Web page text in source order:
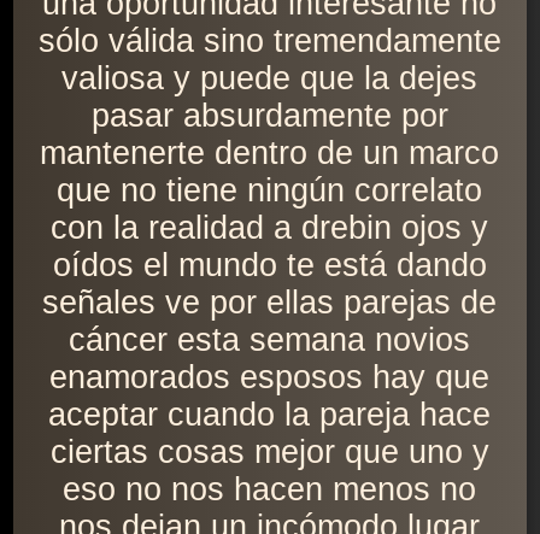
sólo válida sino tremendamente
valiosa y puede que la dejes
pasar absurdamente por
mantenerte dentro de un marco
que no tiene ningún correlato
con la realidad a drebin ojos y
oídos el mundo te está dando
señales ve por ellas parejas de
cáncer esta semana novios
enamorados esposos hay que
aceptar cuando la pareja hace
ciertas cosas mejor que uno y
eso no nos hacen menos no